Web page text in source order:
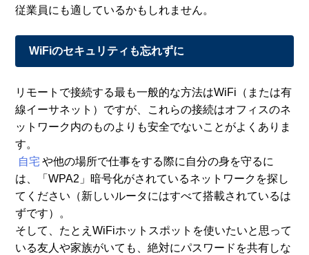
従業員にも適しているかもしれません。
WiFiのセキュリティも忘れずに
リモートで接続する最も一般的な方法はWiFi（または有
線イーサネット）ですが、これらの接続はオフィスのネ
ットワーク内のものよりも安全でないことがよくありま
す。
自宅 や他の場所で仕事をする際に自分の身を守るに
は、「WPA2」暗号化がされているネットワークを探し
てください（新しいルータにはすべて搭載されているは
ずです）。
そして、たとえWiFiホットスポットを使いたいと思って
いる友人や家族がいても、絶対にパスワードを共有しな